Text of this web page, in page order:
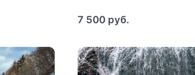
7 500 руб.